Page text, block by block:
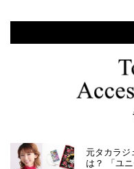
元タカラジ
は？ 「ユ